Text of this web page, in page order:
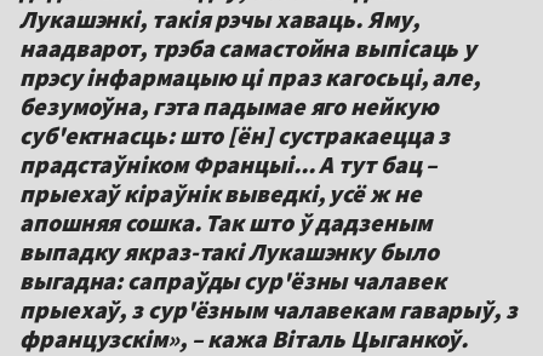
Лукашэнкі, такія рэчы хаваць. Яму,
наадварот, трэба самастойна выпісаць у
прэсу інфармацыю ці праз кагосьці, але,
безумоўна, гэта падымае яго нейкую
суб'ектнасць: што [ён] сустракаецца з
прадстаўніком Францыі... А тут бац –
прыехаў кіраўнік выведкі, усё ж не
апошняя сошка. Так што ў дадзеным
выпадку якраз-такі Лукашэнку было
выгадна: сапраўды сур'ёзны чалавек
прыехаў, з сур'ёзным чалавекам гаварыў, з
французскім», – кажа Віталь Цыганкоў.